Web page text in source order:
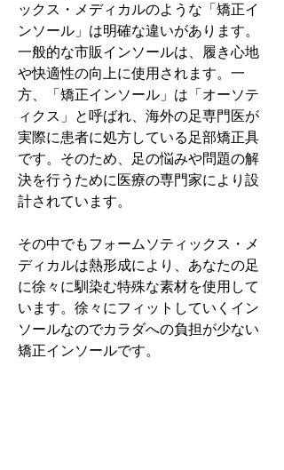
ックス・メディカルのような「矯正イ
ンソール」は明確な違いがあります。
一般的な市販インソールは、履き心地
や快適性の向上に使用されます。一
方、「矯正インソール」は「オーソテ
ィクス」と呼ばれ、海外の足専門医が
実際に患者に処方している足部矯正具
です。そのため、足の悩みや問題の解
決を行うために医療の専門家により設
計されています。
その中でもフォームソティックス・メ
ディカルは熱形成により、あなたの足
に徐々に馴染む特殊な素材を使用して
います。徐々にフィットしていくイン
ソールなのでカラダへの負担が少ない
矯正インソールです。